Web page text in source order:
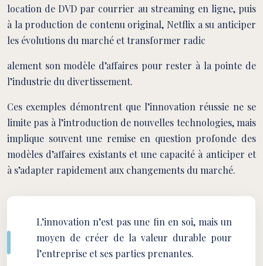
location de DVD par courrier au streaming en ligne, puis
à la production de contenu original, Netflix a su anticiper
les évolutions du marché et transformer radic
alement son modèle d’affaires pour rester à la pointe de
l’industrie du divertissement.
Ces exemples démontrent que l’innovation réussie ne se
limite pas à l’introduction de nouvelles technologies, mais
implique souvent une remise en question profonde des
modèles d’affaires existants et une capacité à anticiper et
à s’adapter rapidement aux changements du marché.
L’innovation n’est pas une fin en soi, mais un
moyen de créer de la valeur durable pour
l’entreprise et ses parties prenantes.